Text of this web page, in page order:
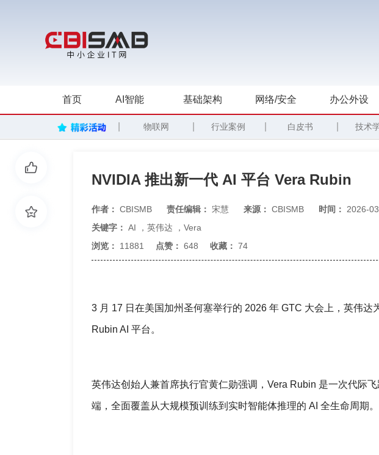
首页 AI智能 基础架构 网络/安全 办公外设
物联网 行业案例 白皮书 技术
NVIDIA 推出新一代 AI 平台 Vera Rubin
作者： CBISMB 责任编辑： 宋慧 来源： CBISMB 时间： 2026-
关键字： AI ， 英伟达 ， Vera
浏览： 11881 点赞： 648 收藏： 74
3 月 17 日在美国加州圣何塞举行的 2026 年 GTC 大会上，英伟达
Rubin AI 平台。
英伟达创始人兼首席执行官黄仁勋强调，Vera Rubin 是一次代际
端，全面覆盖从大规模预训练到实时智能体推理的 AI 全生命周期。